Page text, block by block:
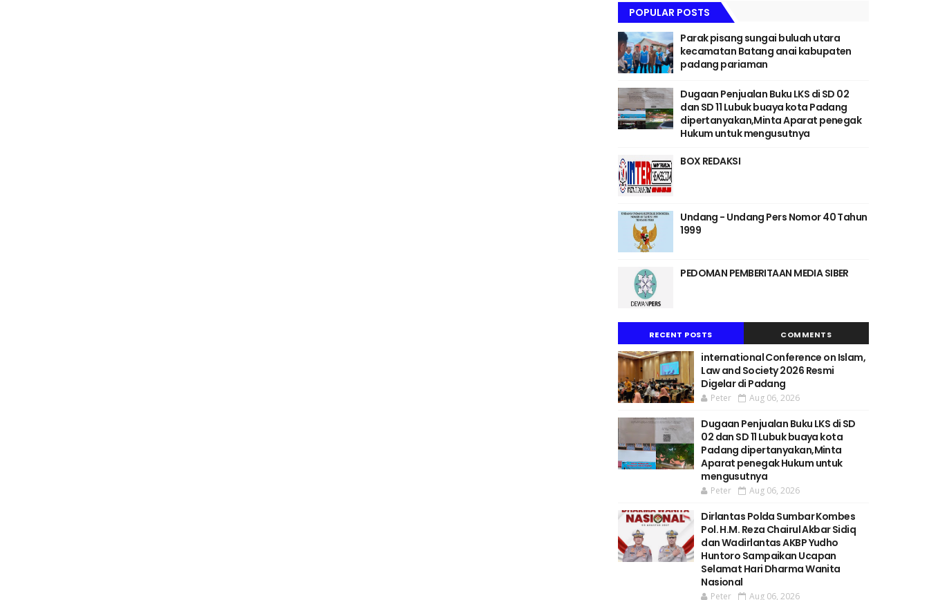
POPULAR POSTS
Parak pisang sungai buluah utara
kecamatan Batang anai kabupaten
padang pariaman
Dugaan Penjualan Buku LKS di SD 02
dan SD 11 Lubuk buaya kota Padang
dipertanyakan,Minta Aparat penegak
Hukum untuk mengusutnya
BOX REDAKSI
Undang - Undang Pers Nomor 40 Tahun
1999
PEDOMAN PEMBERITAAN MEDIA SIBER
RECENT POSTS COMMENTS
international Conference on Islam,
Law and Society 2026 Resmi
Digelar di Padang
Peter Aug 06, 2026
Dugaan Penjualan Buku LKS di SD
02 dan SD 11 Lubuk buaya kota
Padang dipertanyakan,Minta
Aparat penegak Hukum untuk
mengusutnya
Peter Aug 06, 2026
Dirlantas Polda Sumbar Kombes
Pol. H.M. Reza Chairul Akbar Sidiq
dan Wadirlantas AKBP Yudho
Huntoro Sampaikan Ucapan
Selamat Hari Dharma Wanita
Nasional
Peter Aug 06, 2026